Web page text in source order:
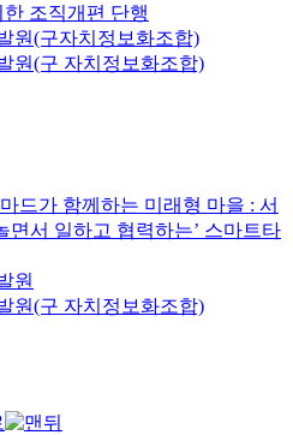
조직개편 단행
원(구자치정보화조합)
원(구 자치정보화조합)
드가 함께하는 미래형 마을 : 서
면서 일하고 협력하는’ 스마트타
원
원(구 자치정보화조합)